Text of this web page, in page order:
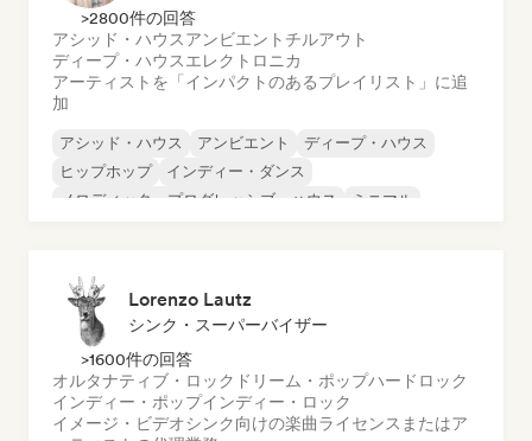
>2800件の回答
アシッド・ハウスアンビエント チルアウト
ディープ・ハウスエレクトロニカ
アーティストを「インパクトのあるプレイリスト」に追
加
アシッド・ハウス アンビエント
ディープ・ハウス
ヒップホップ
インディー・ダンス
メロディック・プログレッシブ・ハウス
ミニマル
Lorenzo Lautz
シンク・スーパーバイザー
>1600件の回答
オルタナティブ・ロック ドリーム・ポップハードロック
インディー・ポップインディー・ロック
イメージ・ビデオシンク向けの楽曲ライセンスまたはア